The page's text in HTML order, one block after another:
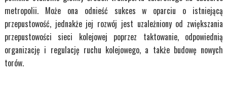
metropolii. Może ona odnieść sukces w oparciu o istniejącą
przepustowość, jednakże jej rozwój jest uzależniony od zwiększania
przepustowości sieci kolejowej poprzez taktowanie, odpowiednią
organizację i regulację ruchu kolejowego, a także budowę nowych
torów.